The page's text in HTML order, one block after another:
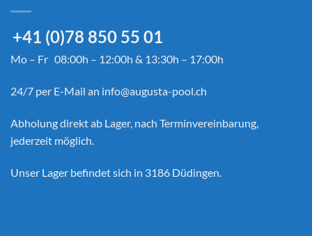
+41 (0)78 850 55 01
Mo – Fr 08:00h – 12:00h & 13:30h – 17:00h
24/7 per E-Mail an info@augusta-pool.ch
Abholung direkt ab Lager, nach Terminvereinbarung,
jederzeit möglich.
Unser Lager befindet sich in 3186 Düdingen.